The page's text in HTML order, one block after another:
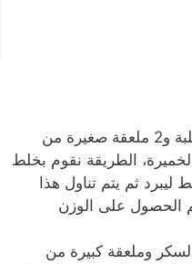
وصفة الخميرة و الحلبة : المكونات 5 ملاعق صغيرة من الحلبة و2 ملعقة صغيرة من
و2 ملعقة صغيرة من الخميرة، الطريقة نقوم بخلط
ليبرد ثم يتم تناول هذا
الحصول على الوزن
وملعقة كبيرة من